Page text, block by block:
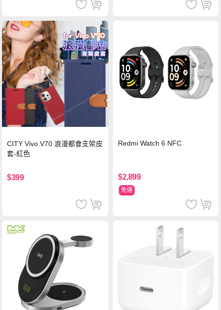
CITY Vivo V70 浪漫都會支架皮
套-紅色
$399
Redmi Watch 6 NFC
$2,899
免運